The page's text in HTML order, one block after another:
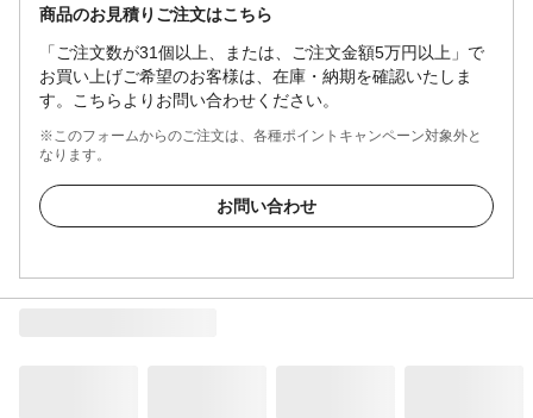
商品のお見積りご注文はこちら
「ご注文数が31個以上、または、ご注文金額5万円以上」で
お買い上げご希望のお客様は、在庫・納期を確認いたしま
す。こちらよりお問い合わせください。
※このフォームからのご注文は、各種ポイントキャンペーン対象外と
なります。
お問い合わせ